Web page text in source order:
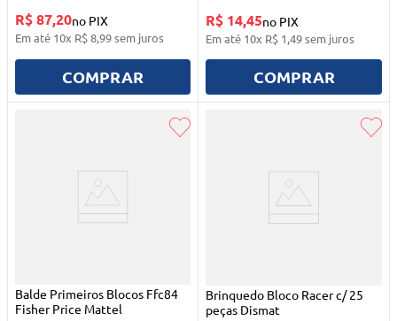
R$ 87,20no PIX
Em até 10x R$8,99sem juros
COMPRAR
R$ 14,45no PIX
Em até 10x R$ 1,49sem juros
COMPRAR
Balde Primeiros Blocos Ffc84
Fisher Price Mattel
Brinquedo Bloco Racer c/ 25
peças Dismat